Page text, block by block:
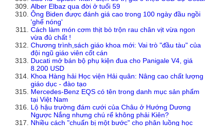
Alber Elbaz qua đời ở tuổi 59
Ông Biden được đánh giá cao trong 100 ngày đầu ngồi
'ghế nóng'
Cách làm món cơm thịt bò trộn rau chân vịt vừa ngon
vừa đủ chất !
Chương trình,sách giáo khoa mới: Vai trò "đầu tàu" của
đội ngũ giáo viên cốt cán
Ducati mở bán bộ phụ kiện đua cho Panigale V4, giá
8.200 USD
Khoa Hàng hải Học viện Hải quân: Nâng cao chất lượng
giáo dục - đào tạo
Mercedes-Benz EQS có tên trong danh mục sản phẩm
tại Việt Nam
Lộ hậu trường đám cưới của Châu ở Hướng Dương
Ngược Nắng nhưng chú rể không phải Kiên?
Nhiều cách "chuẩn bị một bước" cho phân luồng học